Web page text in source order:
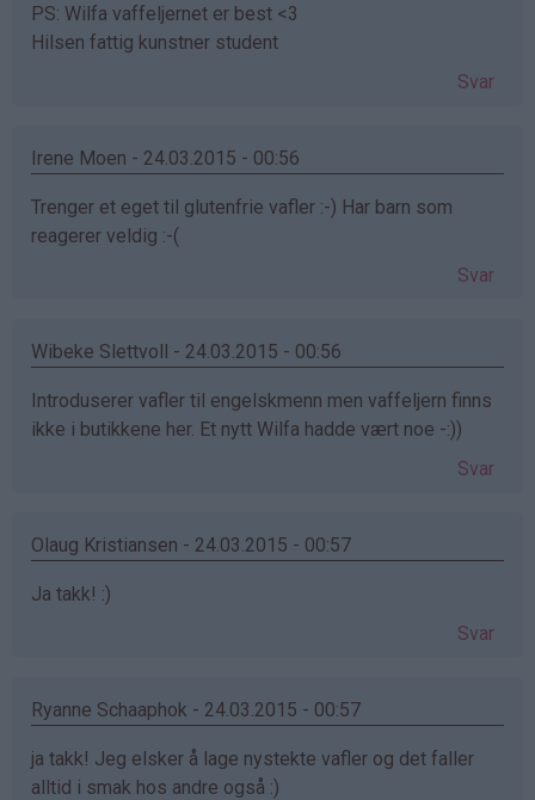
PS: Wilfa vaffeljernet er best <3
Hilsen fattig kunstner student
Svar
Irene Moen - 24.03.2015 - 00:56
Trenger et eget til glutenfrie vafler :-) Har barn som
reagerer veldig :-(
Svar
Wibeke Slettvoll - 24.03.2015 - 00:56
Introduserer vafler til engelskmenn men vaffeljern finns
ikke i butikkene her. Et nytt Wilfa hadde vært noe -:))
Svar
Olaug Kristiansen - 24.03.2015 - 00:57
Ja takk! :)
Svar
Ryanne Schaaphok - 24.03.2015 - 00:57
ja takk! Jeg elsker å lage nystekte vafler og det faller
alltid i smak hos andre også :)